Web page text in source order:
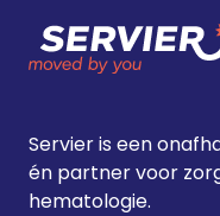
tumoren na
geworden.
Servier is een
én partner voor
hematologie.